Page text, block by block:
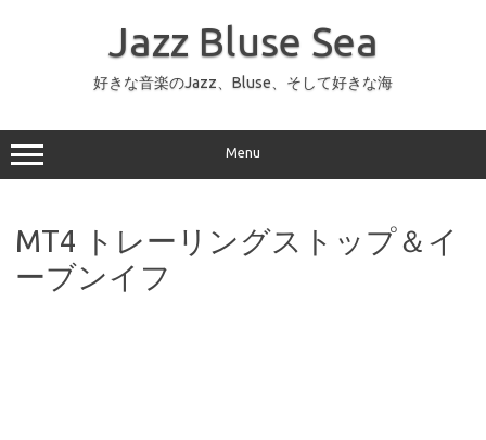
ッ
プ
Jazz Bluse Sea
好きな音楽のJazz、Bluse、そして好きな海
Menu
MT4 トレーリングストップ＆イ
ーブンイフ